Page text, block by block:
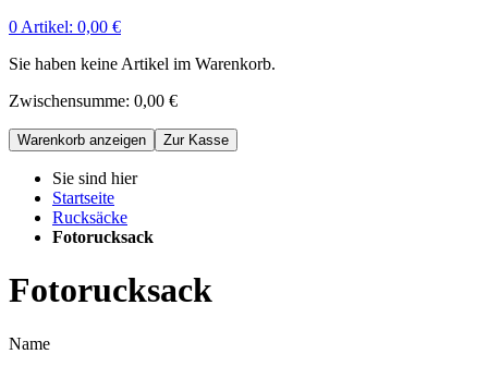
0 Artikel: 0,00 €
Sie haben keine Artikel im Warenkorb.
Zwischensumme: 0,00 €
Warenkorb anzeigen Zur Kasse
Sie sind hier
Startseite
Rucksäcke
Fotorucksack
Fotorucksack
Name